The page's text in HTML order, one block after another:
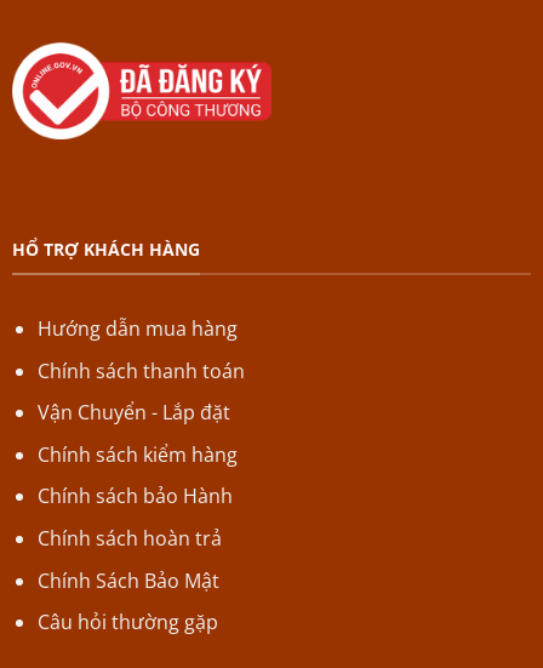
HỔ TRỢ KHÁCH HÀNG
Hướng dẫn mua hàng
Chính sách thanh toán
Vận Chuyển - Lắp đặt
Chính sách kiểm hàng
Chính sách bảo Hành
Chính sách hoàn trả
Chính Sách Bảo Mật
Câu hỏi thường gặp